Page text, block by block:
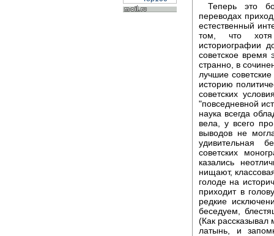
Теперь это
переводах
естественный
том, что хотя
историографии
советское
странно, в
лучшие
историю
советских
"повседневной
наука всегда
вела, у всего
выводов не
удивительная
советских
казались
нищают,
голоде на
приходит в
редкие
беседуем,
(Как рассказывал
латынь, и